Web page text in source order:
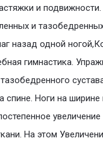
и подвижности.
и
назад одной
гимнастика.
Ноги на ширине
увеличение
На этом